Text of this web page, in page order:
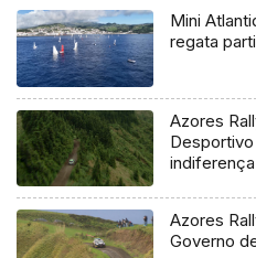
Mini
regata
Azores
Azores
Governo